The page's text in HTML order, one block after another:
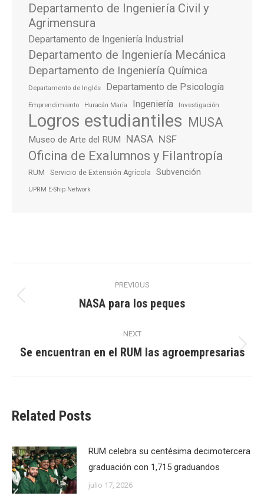
Departamento de Ingeniería Civil y
Agrimensura
Departamento de Ingeniería Industrial
Departamento de Ingeniería Mecánica
Departamento de Ingeniería Química
Departamento de Inglés Departamento de Psicología
Emprendimiento Huracán María Ingeniería Investigación
Logros estudiantiles MUSA
Museo de Arte del RUM NASA NSF
Oficina de Exalumnos y Filantropía
RUM Servicio de Extensión Agrícola Subvención
UPRM E-Ship Network
navigation
PREVIOUS
Previous
NASA para los peques
NEXT
Next
Se encuentran en el RUM las agroempresarias
Related Posts
RUM celebra su centésima decimotercera
graduación con 1,715 graduandos
julio 17, 2026